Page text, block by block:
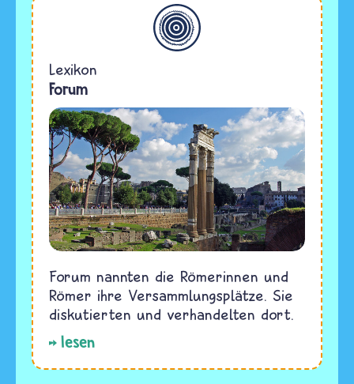
Allgemein
Lexikon
Forum
Forum nannten die Römerinnen und
Römer ihre Versammlungsplätze. Sie
diskutierten und verhandelten dort.
lesen